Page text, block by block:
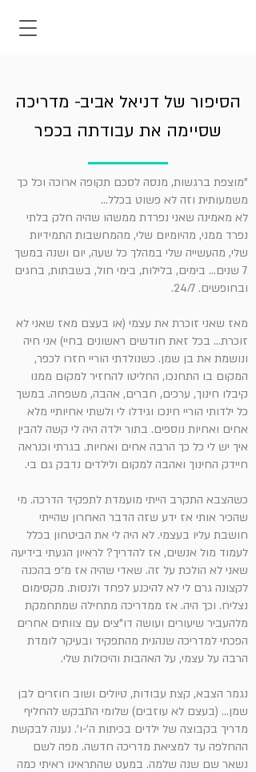
הסיפור של דניאל אביב- מדריכה
שסיימה את עבודתה בכפר
"מוצפת ברגשות, מנסה לסכם תקופה ארוכה וכל כך
משמעותית וזה לא פשוט בכלל...
לא מאמינה שאני נפרדת ממשהו שהיה חלק בלתי
נפרד ממני, מהיומיום שלי, מהמחשבות התמידיות
שלי, מהעשייה שלי במהלך כל שעה, יום ושנה במשך
7 שנים... בימים, בלילות, בימי חול, בשבתות, בחגים
ובחופשים. 24/7.
מאז שאני זוכרת את עצמי (או בעצם מאז שאני לא
זוכרת... בכל זאת חודשים ראשונים בחיי) אני חיה
ונושמת את בן שמן. כשנולדתי הוריי חזרו לכפר,
המקום בו התחנכו, החליטו להחזיר למקום ממנו
קיבלו חינוך, ערכים, חברים, אהבה, משפחה. במשך
כל ילדותי הוריי חינכו וגידלו לי ולשתי אחיותיי מלא
אחים ואחיות נוספים. בתור ילדה היה לי קשה להבין
איך יש לי כל כך הרבה אחים ואחיות. בגרתי וכנראה
חיידק החינוך ואהבה למקום ולילדים נדבק גם בי.
כשהצבא התקרב הייתי מועמדת לתפקיד הדרכה. מי
שהכיר אותי אז ידע שזה הדבר האחרון שהייתי
חושבת עליו בעצמי. לא היה לי את הביטחון בכלל
לעמוד מול אנשים, אז להדריך? לראיון הגעתי בידיעה
שאני לא הולכת על זה. שאדי שהיה אז מ״פ בהכנה
לקצונה גרם לי לא להיכנע לפחד ולנסות. מקסימום
נצליח. וכך היה. אז ממדריכה מתחילה שמתחמקת
מלהעביר שיעורים ועושה דו"צים עם צוותים אחרים
הפכתי למדריכה שנהנית מהתפקיד ובעיקר לומדת
הרבה על עצמי, על האהבות והיכולות שלי.
נגמר הצבא, קצת עבודות, טיולים ושוב חוזרים לבן
שמן... (בעצם לא עוזבים) שלומי התבקש להחליף
מדריך בקבוצה של ילדים בכיתות ה'-ו'. נענה לבקשת
ההחלפה עד למציאת מדריכה חדשה. מפה לשם
נשאר שם שנה שלמה. במעט שהתראינו ראיתי כמה